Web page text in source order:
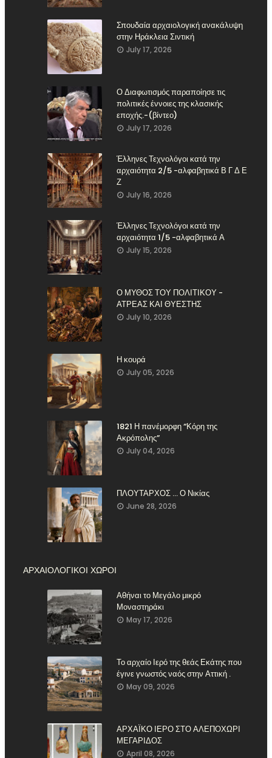
Σπουδαία αρχαιολογική ανακάλυψη
στην Ηράκλεια Σιντική
July 17, 2026
Ο Διαφωτισμός παραποίησε τις
πολιτικές έννοιες της κλασικής
εποχής.-(βίντεο)
July 17, 2026
Έλληνες Τεχνολόγοι κατά την
αρχαιότητα 2/5 -αλφαβητικά Β Γ Δ Ε
Ζ
July 16, 2026
Έλληνες Τεχνολόγοι κατά την
αρχαιότητα 1/5 -αλφαβητικά Α
July 15, 2026
Ο ΜΥΘΟΣ ΤΟΥ ΠΟΛΙΤΙΚΟΥ -
ΑΤΡΕΑΣ ΚΑΙ ΘΥΕΣΤΗΣ
July 10, 2026
Η κουρά
July 05, 2026
1821 Η πανέμορφη “Κόρη της
Ακρόπολης”
July 04, 2026
ΠΛΟΥΤΑΡΧΟΣ ... Ο Νικίας
June 28, 2026
ΑΡΧΑΙΟΛΟΓΙΚΟΙ ΧΩΡΟΙ
Αθήναι το Μεγάλο μικρό
Μοναστηράκι
May 17, 2026
Το αρχαίο Ιερό της θεάς Εκάτης που
έγινε γνωστός ναός στην Αττική .
May 09, 2026
ΑΡΧΑΪΚΟ ΙΕΡΟ ΣΤΟ ΑΛΕΠΟΧΩΡΙ
ΜΕΓΑΡΙΔΟΣ
April 08, 2026